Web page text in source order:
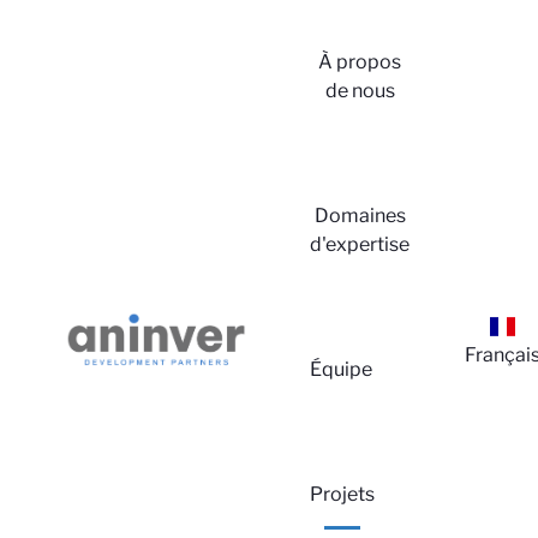
À propos
de nous
Domaines
d'expertise
Équipe
Projets